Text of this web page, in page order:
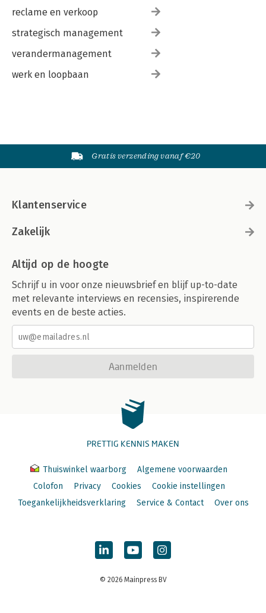
reclame en verkoop
strategisch management
verandermanagement
werk en loopbaan
Gratis verzending vanaf €20
Klantenservice
Zakelijk
Altijd op de hoogte
Schrijf u in voor onze nieuwsbrief en blijf up-to-date
met relevante interviews en recensies, inspirerende
events en de beste acties.
Aanmelden
PRETTIG KENNIS MAKEN
Thuiswinkel waarborg
Algemene voorwaarden
Colofon
Privacy Cookies
Cookie instellingen
Toegankelijkheidsverklaring
Service & Contact Over ons
© 2026 Mainpress BV